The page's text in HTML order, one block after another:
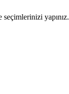
yapınız.